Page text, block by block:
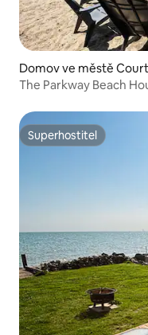
Domov ve městě
The Parkway Beach
Superhostitel
Superhostitel